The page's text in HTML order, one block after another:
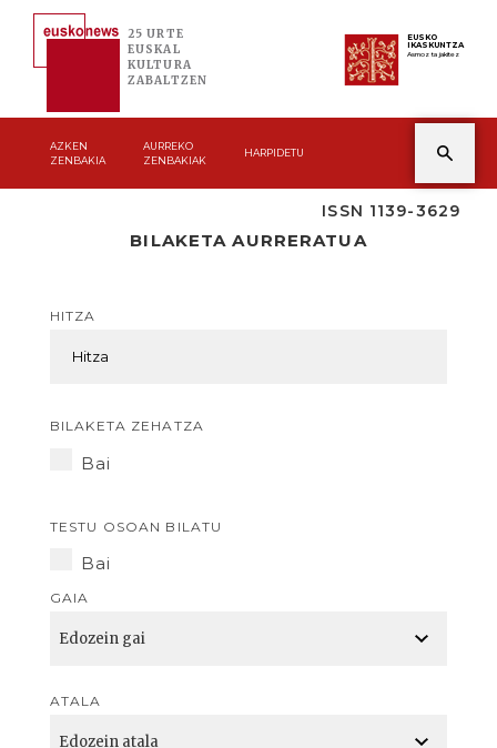
25 URTE
EUSKAL
KULTURA
ZABALTZEN
EUSKO
IKASKUNTZA
Asmoz ta jakitez
AZKEN
ZENBAKIA
AURREKO
ZENBAKIAK
HARPIDETU
ISSN 1139-3629
BILAKETA AURRERATUA
HITZA
BILAKETA ZEHATZA
Bai
TESTU OSOAN BILATU
Bai
GAIA
ATALA